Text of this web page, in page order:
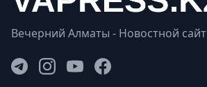
Вечерний Алматы - Новостной сайт